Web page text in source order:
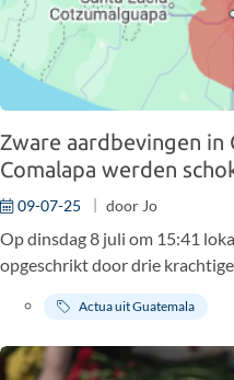
Zware aardbevingen in
Comalapa werden
09-07-25 door Jo
Op dinsdag 8 juli om 15:41
opgeschrikt door drie
Actua uit Guatemala